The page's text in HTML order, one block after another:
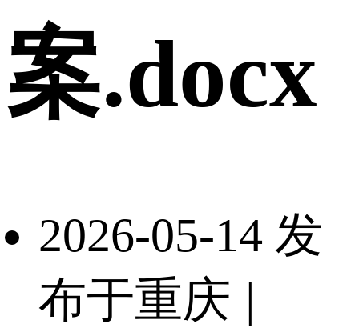
案.docx
2026-05-14 发
布于重庆 |